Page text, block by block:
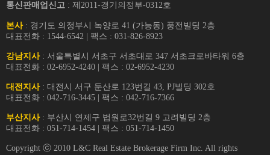
통신판매업신고 : 제2011-경기의정부-0312호
본사: 경기도 의정부시 녹양로 41 (가능동) 풍전빌딩 2층
대표전화 : 1544-6542 | 팩스 : 031-826-8923
강남지사: 서울특별시 서초구 서초대로 347 서초크로바타워 6층
대표전화 : 02-6952-4240 | 팩스 : 02-6952-4230
대전지사: 대전시 서구 둔산로 123번길 43, PJ빌딩 302호
대표전화 : 042-716-3445 | 팩스 : 042-716-7366
부산지사: 부산시 연제구 법원로32번길 9 고려빌딩 2층
대표전화 : 051-714-1454 | 팩스 : 051-714-1450
Copyright ⓒ 2010 L&C Real Estate Brokerage Firm Inc. All rights